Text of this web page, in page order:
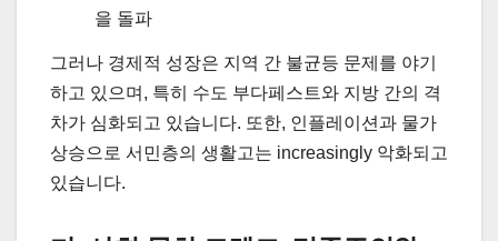
을 돌파
그러나 경제적 성장은 지역 간 불균등 문제를 야기
하고 있으며, 특히 수도 부다페스트와 지방 간의 격
차가 심화되고 있습니다. 또한, 인플레이션과 물가
상승으로 서민층의 생활고는 increasingly 악화되고
있습니다.